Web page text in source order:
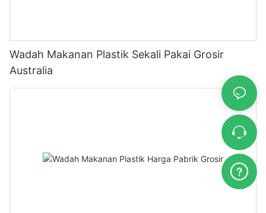
Wadah Makanan Plastik Sekali Pakai Grosir
Australia